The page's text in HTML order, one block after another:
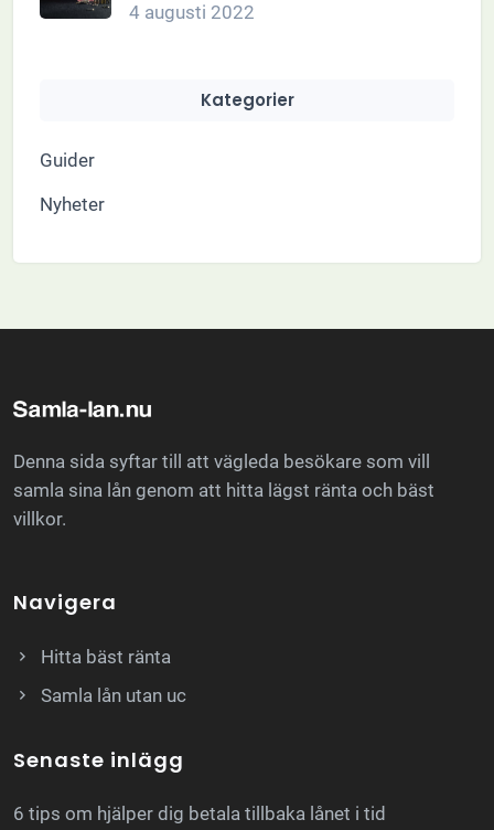
4 augusti 2022
Kategorier
Guider
Nyheter
Denna sida syftar till att vägleda besökare som vill
samla sina lån genom att hitta lägst ränta och bäst
villkor.
Navigera
Hitta bäst ränta
Samla lån utan uc
Senaste inlägg
6 tips om hjälper dig betala tillbaka lånet i tid